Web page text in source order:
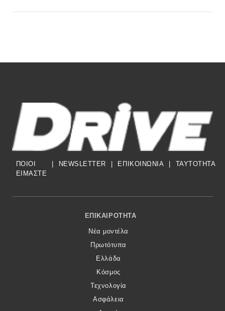
ΠΟΙΟΙ
ΕΙΜΑΣΤΕ
NEWSLETTER ΕΠΙΚΟΙΝΩΝΙΑ TAYTOTHTA
Footer Menu
ΕΠΙΚΑΙΡΌΤΗΤΑ
Νέα μοντέλα
Πρωτότυπα
Ελλάδα
Κόσμος
Τεχνολογία
Ασφάλεια